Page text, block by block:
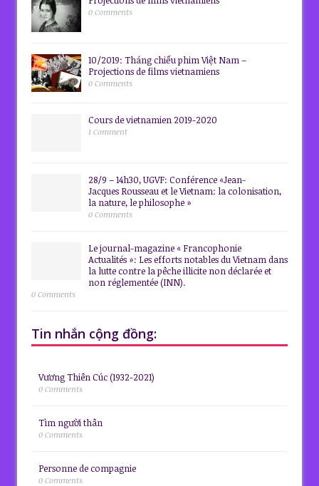
0 Comments
10/2019: Tháng chiếu phim Việt Nam –
Projections de films vietnamiens
0 Comments
Cours de vietnamien 2019-2020
1 Comment
28/9 – 14h30, UGVF: Conférence «Jean-
Jacques Rousseau et le Vietnam: la colonisation,
la nature, le philosophe »
0 Comments
Le journal-magazine « Francophonie
Actualités »: Les efforts notables du Vietnam dans
la lutte contre la pêche illicite non déclarée et
non réglementée (INN).
0 Comments
Tin nhắn cộng đồng:
Vương Thiên Cúc (1932-2021)
0 Comments
Tìm người thân
0 Comments
Personne de compagnie
0 Comments